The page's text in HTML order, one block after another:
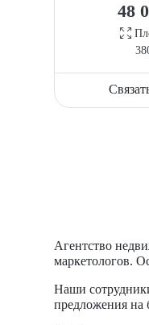
48
Агентство
маркетологов.
Наши
предложения на